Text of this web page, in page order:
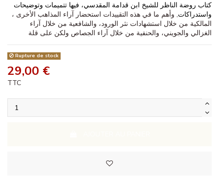
كتاب روضة الناظر للشيخ ابن قدامة المقدسي، فيها تتميمات وتوضيحات
واستدراكات, وأهم ما في هذه التقييدات استحضار آراء المذاهب الأخرى ،
المالكية من خلال استشهادات نثر الورود، والشافعية من خلال آراء
الغزالي والجويني، والحنفية من خلال آراء الجصاص ولكن على قلة
Rupture de stock
29,00 €
TTC